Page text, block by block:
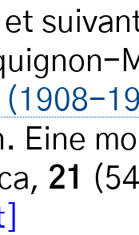
(1908-
Eine
21